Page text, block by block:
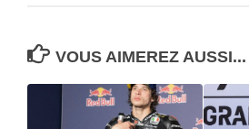
VOUS AIMEREZ AUSSI...